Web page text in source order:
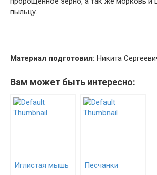
пыльцу.
Материал подготовил: Никита
Вам может быть интересно:
Иглистая мышь Песчанки